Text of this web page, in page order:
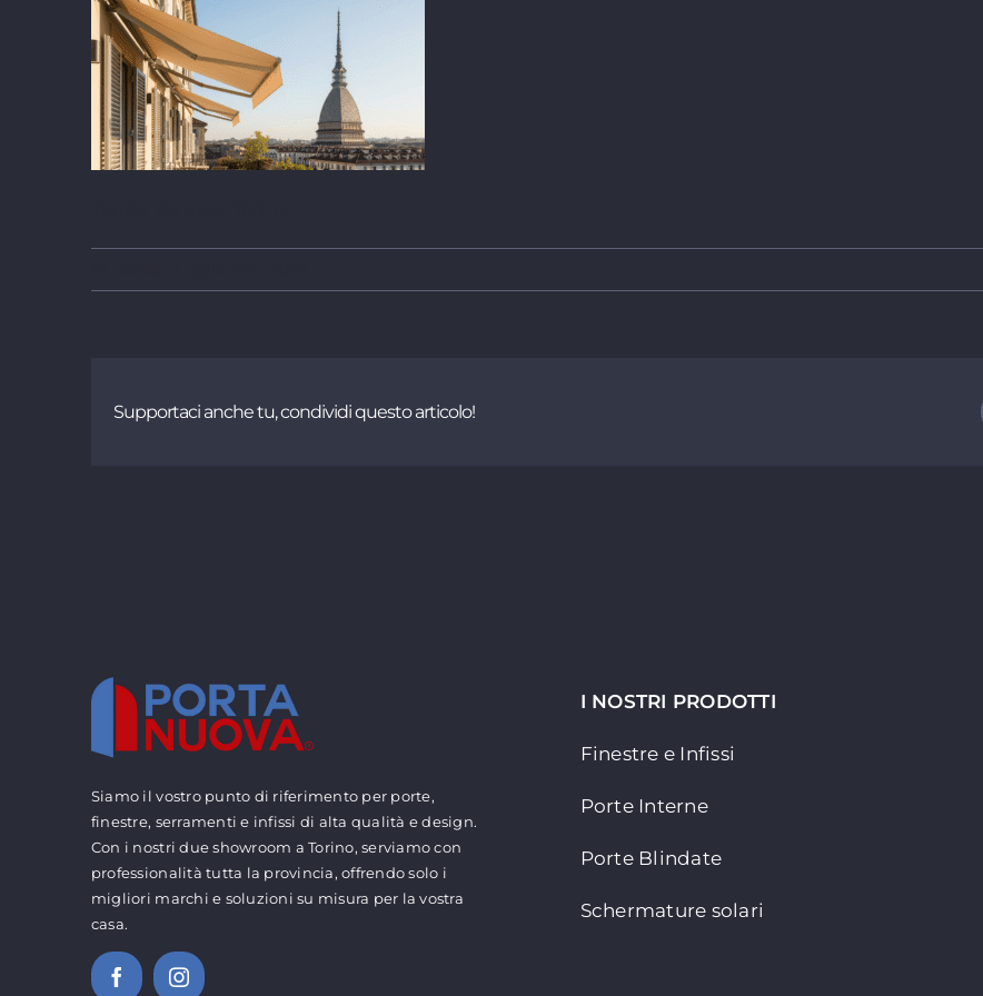
Supportaci anche tu, condividi questo articolo!
Siamo il vostro punto di riferimento per porte,
finestre, serramenti e infissi di alta qualità e design.
Con i nostri due showroom a Torino, serviamo con
professionalità tutta la provincia, offrendo solo i
migliori marchi e soluzioni su misura per la vostra
casa.
I NOSTRI PRODOTTI
Finestre e Infissi
Porte Interne
Porte Blindate
Schermature solari